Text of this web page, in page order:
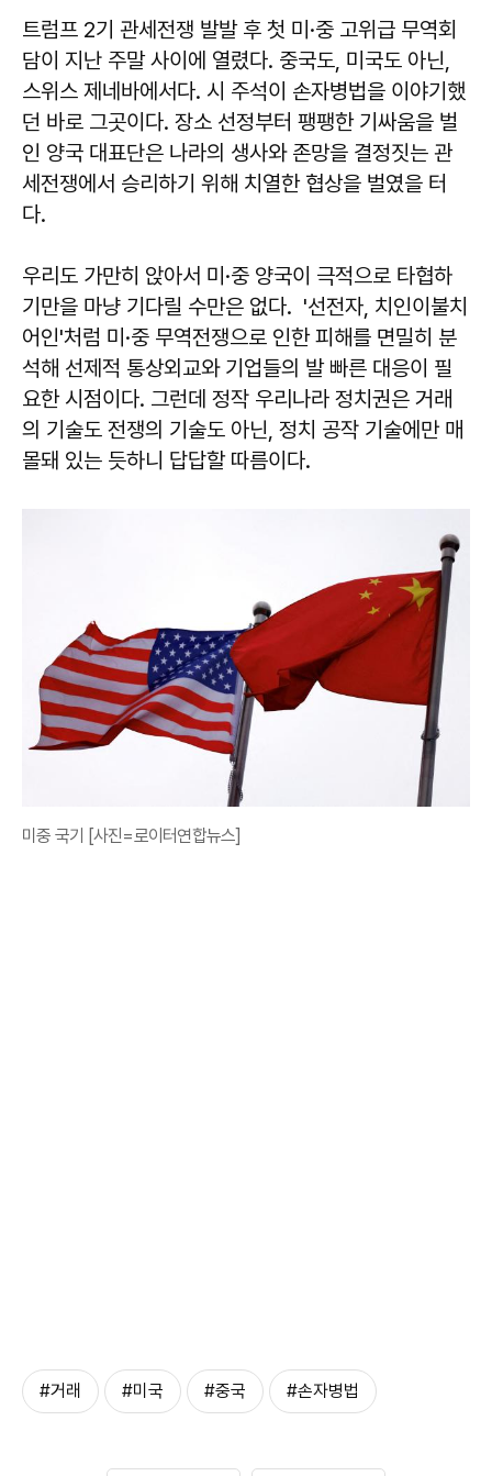
트럼프 2기 관세전쟁 발발 후 첫 미·중 고위급 무역회
담이 지난 주말 사이에 열렸다. 중국도, 미국도 아닌,
스위스 제네바에서다. 시 주석이 손자병법을 이야기했
던 바로 그곳이다. 장소 선정부터 팽팽한 기싸움을 벌
인 양국 대표단은 나라의 생사와 존망을 결정짓는 관
세전쟁에서 승리하기 위해 치열한 협상을 벌였을 터
다.
우리도 가만히 앉아서 미·중 양국이 극적으로 타협하
기만을 마냥 기다릴 수만은 없다. '선전자, 치인이불치
어인'처럼 미·중 무역전쟁으로 인한 피해를 면밀히 분
석해 선제적 통상외교와 기업들의 발 빠른 대응이 필
요한 시점이다. 그런데 정작 우리나라 정치권은 거래
의 기술도 전쟁의 기술도 아닌, 정치 공작 기술에만 매
몰돼 있는 듯하니 답답할 따름이다.
미중 국기 [사진=로이터연합뉴스]
#거래 #미국 #중국 #손자병법